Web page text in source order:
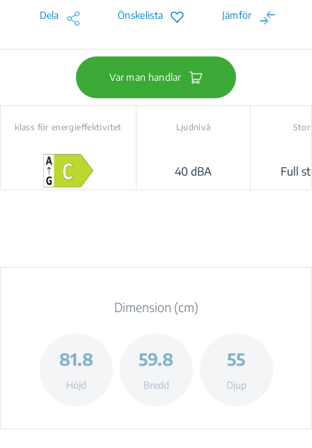
Dela Önskelista Jämför
Var man handlar
klass för energieffektivitet Ljudnivå
40 dBA Full
Dimension (cm)
81.8
Höjd
59.8
Bredd
55
Djup